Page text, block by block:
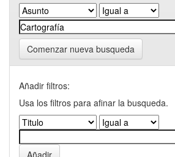
Comenzar nueva busqueda
Añadir filtros:
Usa los filtros para afinar la busqueda.